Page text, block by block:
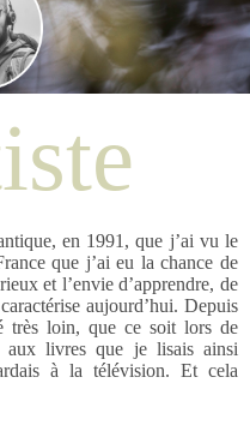
en 1991, que j’ai vu le
que j’ai eu la chance de
et l’envie d’apprendre, de
aujourd’hui. Depuis
très loin, que ce soit lors de
aux livres que je lisais ainsi
à la télévision. Et cela